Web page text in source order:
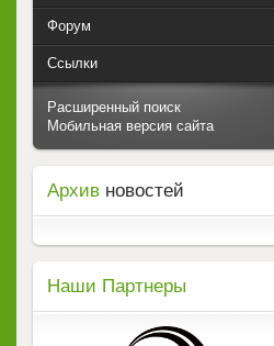
Форум
Ссылки
Расширенный поиск
Мобильная версия сайта
Архив новостей
Наши Партнеры